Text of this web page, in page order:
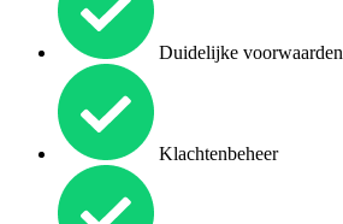
Duidelijke voorwaarden
Klachtenbeheer